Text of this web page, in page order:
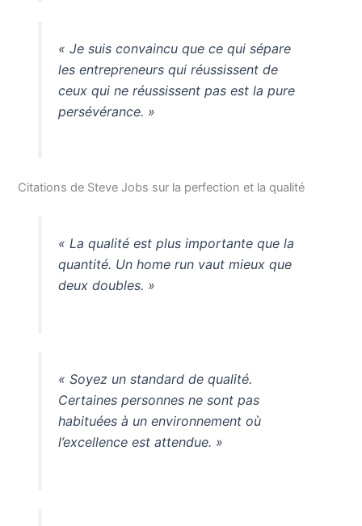
« Je suis convaincu que ce qui sépare
les entrepreneurs qui réussissent de
ceux qui ne réussissent pas est la pure
persévérance. »
Citations de Steve Jobs sur la perfection et la qualité
« La qualité est plus importante que la
quantité. Un home run vaut mieux que
deux doubles. »
« Soyez un standard de qualité.
Certaines personnes ne sont pas
habituées à un environnement où
l’excellence est attendue. »